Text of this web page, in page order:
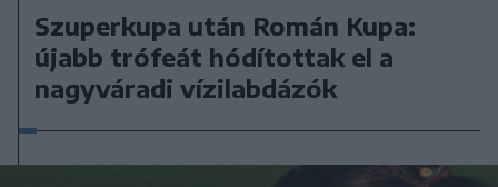
Szuperkupa után Román Kupa:
újabb trófeát hódítottak el a
nagyváradi vízilabdázók